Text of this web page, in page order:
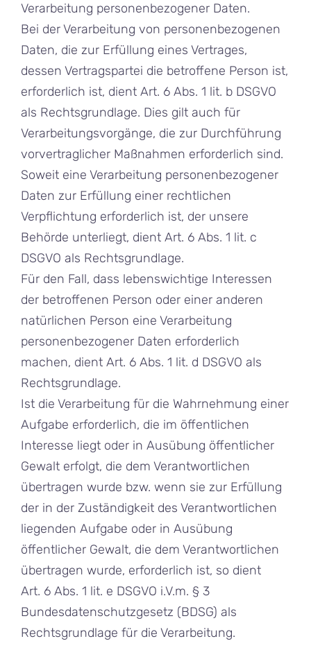
Verarbeitung personenbezogener Daten.
Bei der Verarbeitung von personenbezogenen
Daten, die zur Erfüllung eines Vertrages,
dessen Vertragspartei die betroffene Person ist,
erforderlich ist, dient Art. 6 Abs. 1 lit. b DSGVO
als Rechtsgrundlage. Dies gilt auch für
Verarbeitungsvorgänge, die zur Durchführung
vorvertraglicher Maßnahmen erforderlich sind.
Soweit eine Verarbeitung personenbezogener
Daten zur Erfüllung einer rechtlichen
Verpflichtung erforderlich ist, der unsere
Behörde unterliegt, dient Art. 6 Abs. 1 lit. c
DSGVO als Rechtsgrundlage.
Für den Fall, dass lebenswichtige Interessen
der betroffenen Person oder einer anderen
natürlichen Person eine Verarbeitung
personenbezogener Daten erforderlich
machen, dient Art. 6 Abs. 1 lit. d DSGVO als
Rechtsgrundlage.
Ist die Verarbeitung für die Wahrnehmung einer
Aufgabe erforderlich, die im öffentlichen
Interesse liegt oder in Ausübung öffentlicher
Gewalt erfolgt, die dem Verantwortlichen
übertragen wurde bzw. wenn sie zur Erfüllung
der in der Zuständigkeit des Verantwortlichen
liegenden Aufgabe oder in Ausübung
öffentlicher Gewalt, die dem Verantwortlichen
übertragen wurde, erforderlich ist, so dient
Art. 6 Abs. 1 lit. e DSGVO i.V.m. § 3
Bundesdatenschutzgesetz (BDSG) als
Rechtsgrundlage für die Verarbeitung.